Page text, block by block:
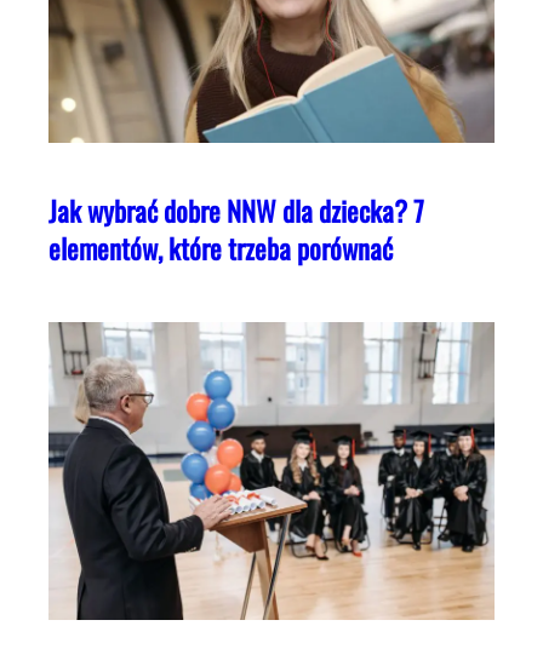
Jak wybrać dobre NNW dla dziecka? 7
elementów, które trzeba porównać